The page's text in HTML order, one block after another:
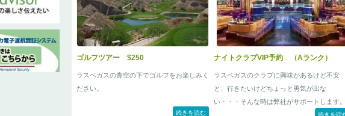
ゴルフツアー $250
ラスベガスの青空の下でゴルフをお楽しみく
ださい。
続きを読む
ナイトクラブVIP予約 （Aランク）
ラスベガスのクラブに興味があるけど不安
と、行きたいけどちょっと勇気が出な
い・・・そんな時は弊社がサポートします。
続きを読